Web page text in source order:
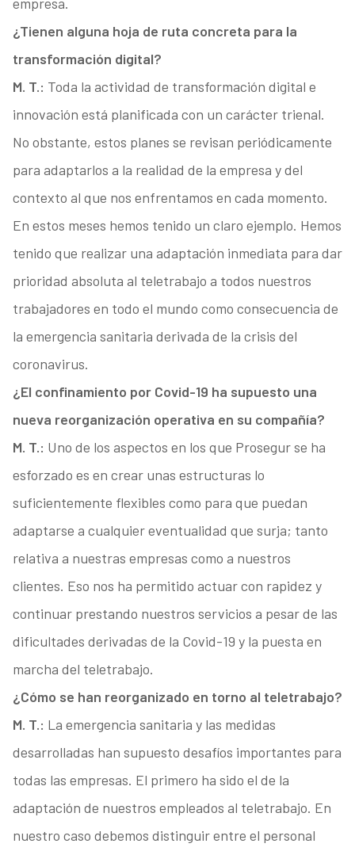
empresa.
¿Tienen alguna hoja de ruta concreta para la
transformación digital?
M. T.: Toda la actividad de transformación digital e
innovación está planificada con un carácter trienal.
No obstante, estos planes se revisan periódicamente
para adaptarlos a la realidad de la empresa y del
contexto al que nos enfrentamos en cada momento.
En estos meses hemos tenido un claro ejemplo. Hemos
tenido que realizar una adaptación inmediata para dar
prioridad absoluta al teletrabajo a todos nuestros
trabajadores en todo el mundo como consecuencia de
la emergencia sanitaria derivada de la crisis del
coronavirus.
¿El confinamiento por Covid-19 ha supuesto una
nueva reorganización operativa en su compañía?
M. T.: Uno de los aspectos en los que Prosegur se ha
esforzado es en crear unas estructuras lo
suficientemente flexibles como para que puedan
adaptarse a cualquier eventualidad que surja; tanto
relativa a nuestras empresas como a nuestros
clientes. Eso nos ha permitido actuar con rapidez y
continuar prestando nuestros servicios a pesar de las
dificultades derivadas de la Covid-19 y la puesta en
marcha del teletrabajo.
¿Cómo se han reorganizado en torno al teletrabajo?
M. T.: La emergencia sanitaria y las medidas
desarrolladas han supuesto desafíos importantes para
todas las empresas. El primero ha sido el de la
adaptación de nuestros empleados al teletrabajo. En
nuestro caso debemos distinguir entre el personal